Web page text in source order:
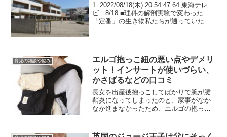
1: 2022/08/18(木) 20:54:47.64 東海テレ
ビ 8/18 ■理科の解剖実験で変わった
「定番」の生き物私たちが通っていた学
育児の雑談や悩み
エルゴ抱っこ紐の悪い点やデメリ
ット！インサートが使いづらい、
かさばるなどの口コミ
長女を出産後抱っこしてばかりで腕が腱
鞘炎になってしまったのと、家事がなか
なか進まなかったため、エルゴの抱っこ
入したから長女が１歳半頃まで次女も新